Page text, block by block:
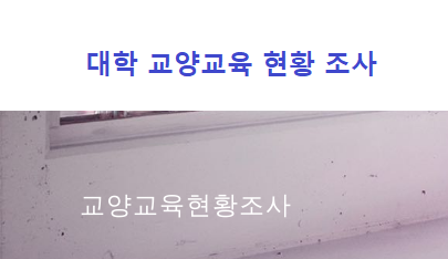
교양교육현황조사